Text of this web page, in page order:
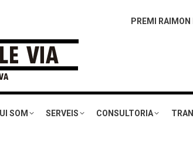
PREMI RAIMON
SOM SERVEIS CONSULTORIA